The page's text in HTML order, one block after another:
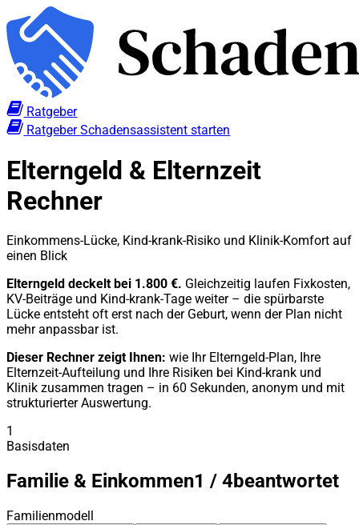
Ratgeber
RatgeberSchadensassistent starten
Elterngeld & Elternzeit
Rechner
Einkommens-Lücke, Kind-krank-Risiko und Klinik-Komfort auf
einen Blick
Elterngeld deckelt bei 1.800 €. Gleichzeitig laufen Fixkosten,
KV-Beiträge und Kind-krank-Tage weiter – die spürbarste
Lücke entsteht oft erst nach der Geburt, wenn der Plan nicht
mehr anpassbar ist.
Dieser Rechner zeigt Ihnen: wie Ihr Elterngeld-Plan, Ihre
Elternzeit-Aufteilung und Ihre Risiken bei Kind-krank und
Klinik zusammen tragen – in 60 Sekunden, anonym und mit
strukturierter Auswertung.
1
Basisdaten
Familie & Einkommen1 / 4beantwortet
Familienmodell